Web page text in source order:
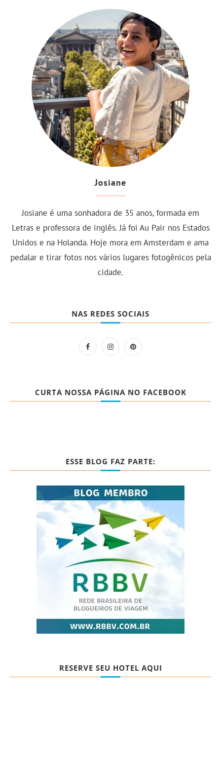
Josiane
Josiane é uma sonhadora de 35 anos, formada em
Letras e professora de inglês. Já foi Au Pair nos Estados
Unidos e na Holanda. Hoje mora em Amsterdam e ama
pedalar e tirar fotos nos vários lugares fotogênicos pela
cidade.
NAS REDES SOCIAIS
CURTA NOSSA PÁGINA NO FACEBOOK
ESSE BLOG FAZ PARTE:
RESERVE SEU HOTEL AQUI